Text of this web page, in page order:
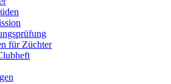
für Züchter